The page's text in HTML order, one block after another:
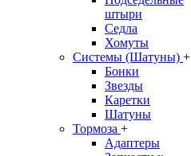
штыри
Седла
Хомуты
Системы (Шатуны) +
Бонки
Звезды
Каретки
Шатуны
Тормоза +
Адаптеры